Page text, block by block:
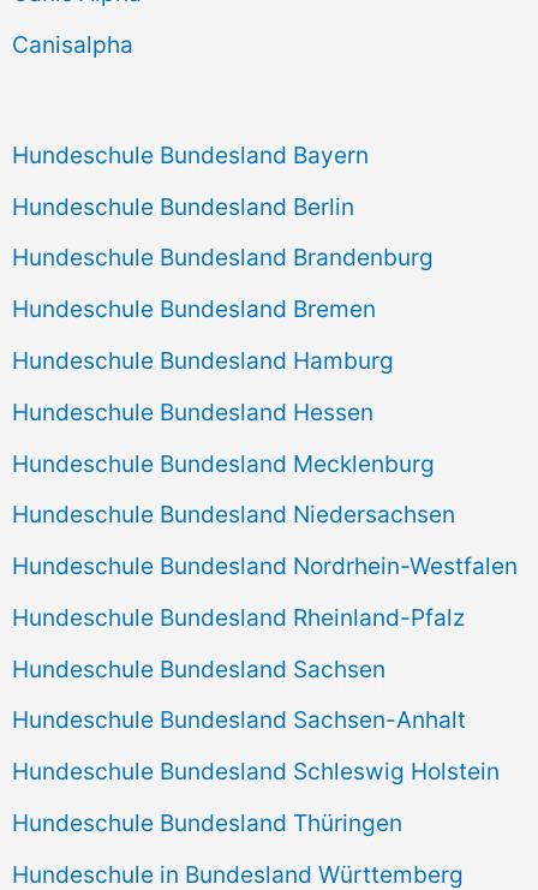
h
Canisalpha
Hundeschule Bundesland Bayern
Hundeschule Bundesland Berlin
Hundeschule Bundesland Brandenburg
Hundeschule Bundesland Bremen
Hundeschule Bundesland Hamburg
Hundeschule Bundesland Hessen
Hundeschule Bundesland Mecklenburg
Hundeschule Bundesland Niedersachsen
Hundeschule Bundesland Nordrhein-Westfalen
Hundeschule Bundesland Rheinland-Pfalz
Hundeschule Bundesland Sachsen
Hundeschule Bundesland Sachsen-Anhalt
Hundeschule Bundesland Schleswig Holstein
Hundeschule Bundesland Thüringen
Hundeschule in Bundesland Württemberg